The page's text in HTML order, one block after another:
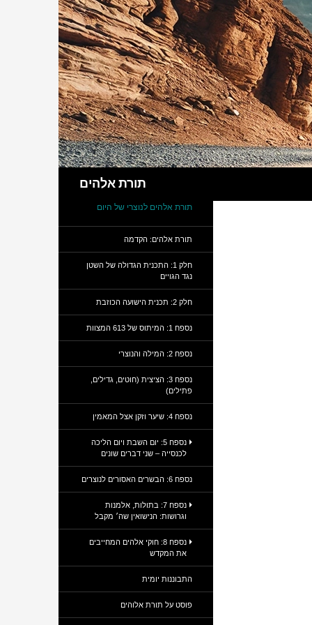
תורת אלהים
תורת אלהים לנוצרי של היום
תורת אלהים: הקדמה
חלק 1: התכנית הגדולה של השטן
נגד הגויים
חלק 2: תכנית הישועה הכוזבת
נספח 1: המיתוס של 613 המצוות
נספח 2: המילה והנוצרי
נספח 3: הציצית (חוטים, גדילים,
פתילים)
נספח 4: שיער וזקן אצל המאמין
נספח 5: יום השבת ויום הליכה
לכנסייה – שני דברים שונים
נספח 6: הבשרים האסורים לנוצרים
נספח 7: בתולות, אלמנות
וגרושות: הנישואין שה׳ מקבל
נספח 8: חוקי אלהים המחייבים
את המקדש
התבוננות יומית
פוסט על תורת אלוהים